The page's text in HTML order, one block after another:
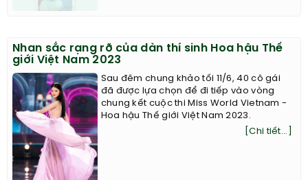
Nhan sắc rạng rỡ của dàn thí sinh Hoa hậu Thế
giới Việt Nam 2023
Sau đêm chung khảo tối 11/6, 40 cô gái
đã được lựa chọn để đi tiếp vào vòng
chung kết cuộc thi Miss World Vietnam -
Hoa hậu Thế giới Việt Nam 2023.
[Chi tiết...]